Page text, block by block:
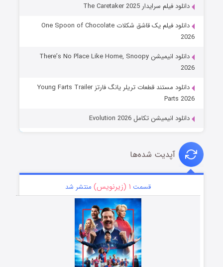
دانلود فیلم سرایدار The Caretaker 2025
دانلود فیلم یک قاشق شکلات One Spoon of Chocolate
2026
دانلود انیمیشن There’s No Place Like Home, Snoopy
2026
دانلود مستند قطعات تریلر یانگ فارتز Young Farts Trailer
Parts 2026
دانلود انیمیشن تکامل Evolution 2026
آپدیت شده‌ها
قسمت ۱ (زیرنویس) منتشر شد